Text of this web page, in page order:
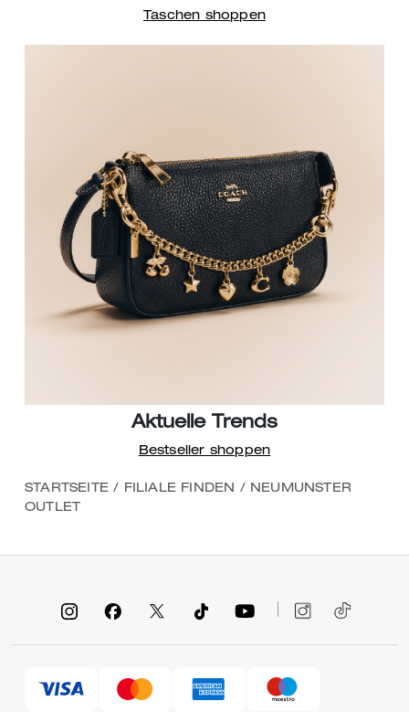
Taschen shoppen
Aktuelle Trends
Bestseller shoppen
STARTSEITE / FILIALE FINDEN / NEUMUNSTER
OUTLET